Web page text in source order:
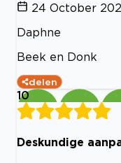
24 October
Daphne
Beek en Donk
delen
10
Deskundige